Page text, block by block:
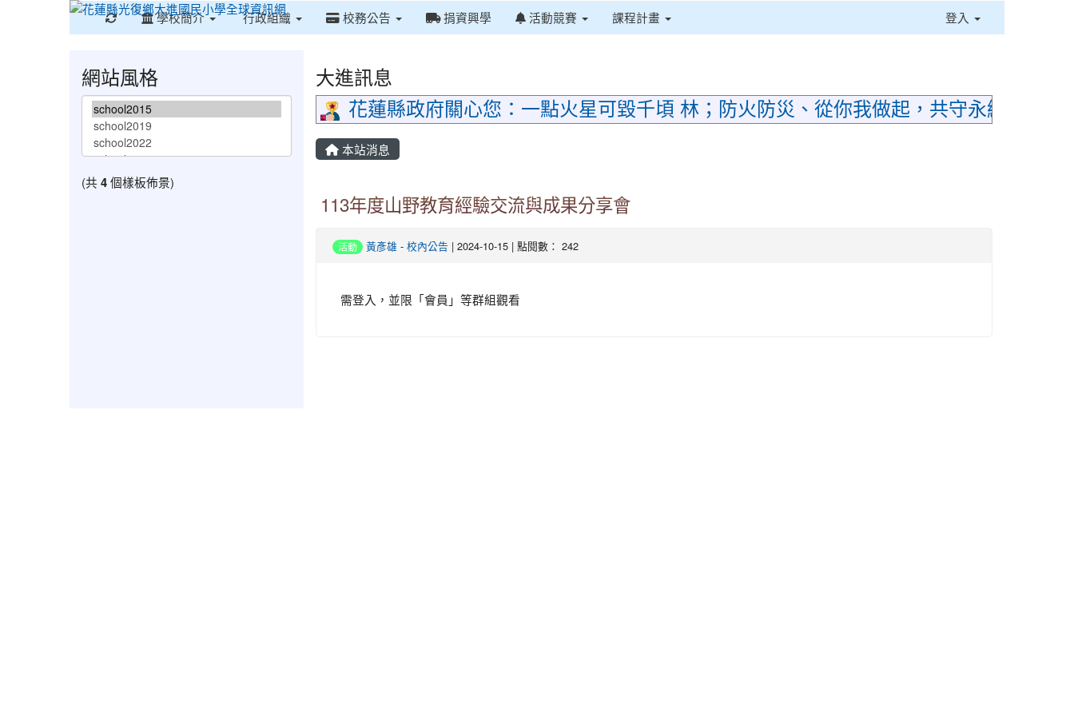
重新取得佈景設定
學校簡介 行政組織 校務公告 捐資興學 活動競賽 課程計畫 登入
大進訊息
花蓮縣政府關心您：一點火星可毀千頃 林；防火防災、從你我做起，共守永續家園
本站消息
113年度山野教育經驗交流與成果分享會
活動 黃彥雄 - 校內公告 | 2024-10-15 | 點閱數： 242
需登入，並限「會員」等群組觀看
網站風格
(共 4個樣板佈景)